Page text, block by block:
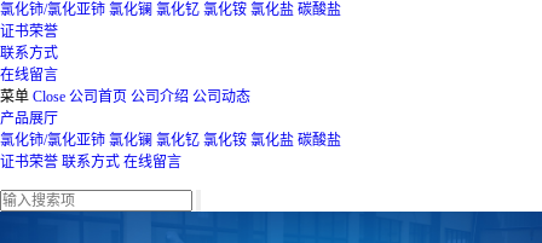
氯化铈/氯化亚铈 氯化镧 氯化钇 氯化铵 氯化盐 碳酸盐
证书荣誉
联系方式
在线留言
菜单 Close 公司首页 公司介绍 公司动态
产品展厅
氯化铈/氯化亚铈 氯化镧 氯化钇 氯化铵 氯化盐 碳酸盐
证书荣誉 联系方式 在线留言